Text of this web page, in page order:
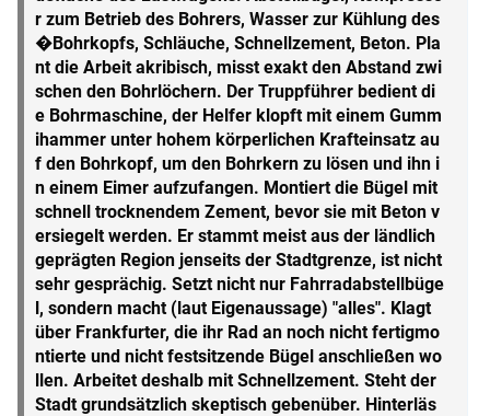
r zum Betrieb des Bohrers, Wasser zur Kühlung des
�Bohrkopfs, Schläuche, Schnellzement, Beton. Pla
nt die Arbeit akribisch, misst exakt den Abstand zwi
schen den Bohrlöchern. Der Truppführer bedient di
e Bohrmaschine, der Helfer klopft mit einem Gumm
ihammer unter hohem körperlichen Krafteinsatz au
f den Bohrkopf, um den Bohrkern zu lösen und ihn i
n einem Eimer aufzufangen. Montiert die Bügel mit
schnell trocknendem Zement, bevor sie mit Beton v
ersiegelt werden. Er stammt meist aus der ländlich
geprägten Region jenseits der Stadtgrenze, ist nicht
sehr gesprächig. Setzt nicht nur Fahrradabstellbüge
l, sondern macht (laut Eigenaussage) "alles". Klagt
über Frankfurter, die ihr Rad an noch nicht fertigmo
ntierte und nicht festsitzende Bügel anschließen wo
llen. Arbeitet deshalb mit Schnellzement. Steht der
Stadt grundsätzlich skeptisch gebenüber. Hinterläs